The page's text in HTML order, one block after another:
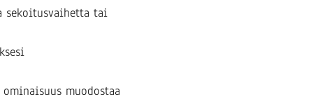
sekoitusvaihetta tai
muodostaa